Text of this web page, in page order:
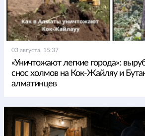
03 августа, 15:37
«Уничтожают легкие города»:
снос холмов на Кок-Жайляу и
алматинцев